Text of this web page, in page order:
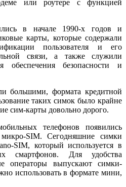
или роутере с функцией
в начале 1990-х годов и
карты, которые содержали
пользователя и его
связи, а также служили
обеспечения безопасности и
большими, формата кредитной
таких симок было крайне
сим-карты довольно дорого.
телефонов появились
SIM. Сегодняшние симки
SIM, который используется в
смартфонов. Для удобства
операторы выпускают симки-
использовать в формате мини,